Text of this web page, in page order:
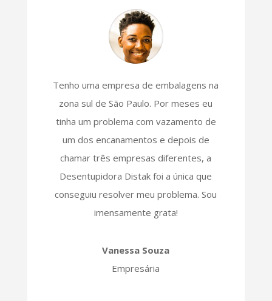
Tenho uma empresa de embalagens na
zona sul de São Paulo. Por meses eu
tinha um problema com vazamento de
um dos encanamentos e depois de
chamar três empresas diferentes, a
Desentupidora Distak foi a única que
conseguiu resolver meu problema. Sou
imensamente grata!
Vanessa Souza
Empresária